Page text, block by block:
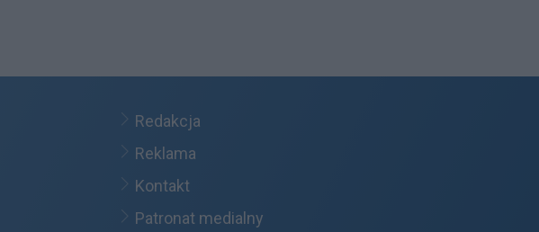
Redakcja
Reklama
Kontakt
Patronat medialny